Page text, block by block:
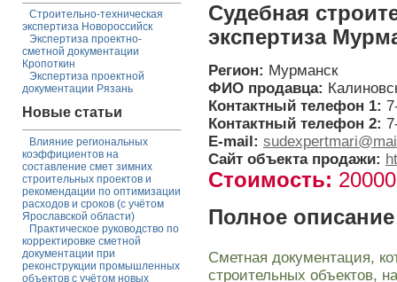
Строительно-техническая
экспертиза Новороссийск
Экспертиза проектно-
сметной документации
Кропоткин
Экспертиза проектной
документации Рязань
Новые статьи
Влияние региональных
коэффициентов на
составление смет зимних
строительных проектов и
рекомендации по оптимизации
расходов и сроков (с учётом
Ярославской области)
Практическое руководство по
корректировке сметной
документации при
реконструкции промышленных
объектов с учётом новых
Судебная
экспертиза
Регион: Мурманск
ФИО продавца:
Контактный телефон 1:
Контактный телефон 2:
E-mail:
Сайт объекта продажи:
Стоимость:
Полное
Сметная документация,
строительных объектов,